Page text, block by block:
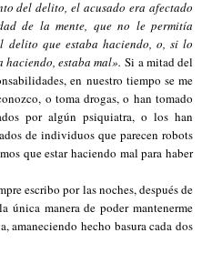
del delito, el acusado era afectado
de la mente, que no le permitía
que estaba haciendo, o, si lo
haciendo, estaba mal». Si a mitad del
en nuestro tiempo se me
o toma drogas, o han tomado
por algún psiquiatra, o los han
de individuos que parecen robots
que estar haciendo mal para haber
escribo por las noches, después de
única manera de poder mantenerme
amaneciendo hecho basura cada dos